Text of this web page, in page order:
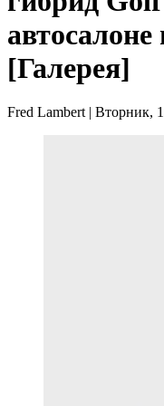
[Галерея]
Fred Lambert| Вторник,